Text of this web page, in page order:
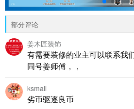
部分评论
姜木匠装饰
有需要装修的业主可以联系我
同号姜师傅，，
ksmall
劣币驱逐良币